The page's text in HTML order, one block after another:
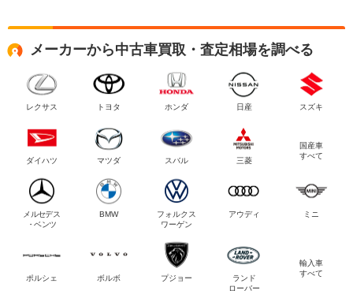
メーカーから中古車買取・査定相場を調べる
レクサス トヨタ ホンダ 日産 スズキ
ダイハツ マツダ スバル 三菱
国産車
すべて
メルセデス
・ベンツ
BMW
フォルクス
ワーゲン
アウディ ミニ
ポルシェ ボルボ プジョー
ランド
ローバー
輸入車
すべて